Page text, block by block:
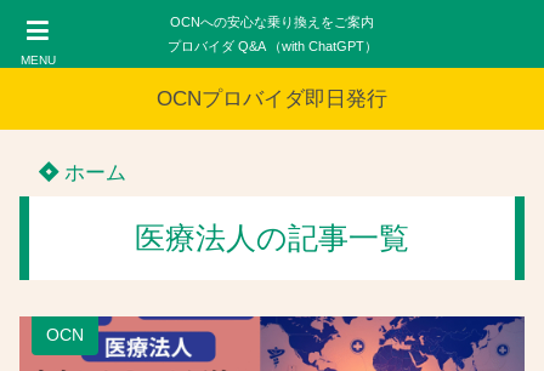
MENU
OCNへの安心な乗り換えをご案内
プロバイダ Q&A （with ChatGPT）
OCNプロバイダ即日発行
ホーム
医療法人の記事一覧
OCN